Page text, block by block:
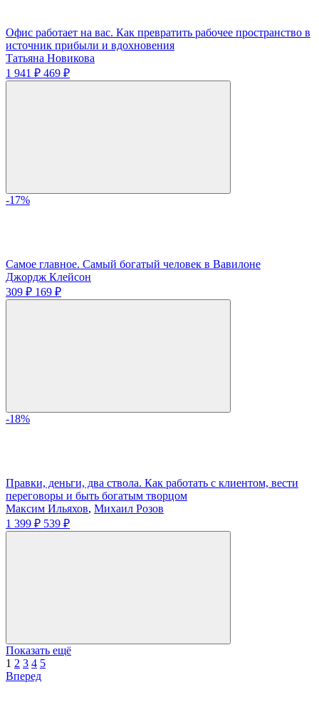
Офис работает на вас. Как превратить рабочее пространство в
источник прибыли и вдохновения
Татьяна Новикова
1 941 ₽ 469 ₽
-17%
Самое главное. Самый богатый человек в Вавилоне
Джордж Клейсон
309 ₽ 169 ₽
-18%
Правки, деньги, два ствола. Как работать с клиентом, вести
переговоры и быть богатым творцом
Максим Ильяхов, Михаил Розов
1 399 ₽ 539 ₽
Показать ещё
1 2 3 4 5
Вперед